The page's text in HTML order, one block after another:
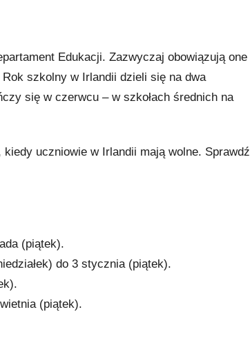
Edukacji. Zazwyczaj obowiązują one
szkolny w Irlandii dzieli się na dwa
się w czerwcu – w szkołach średnich na
uczniowie w Irlandii mają wolne. Sprawdź
(piątek).
do 3 stycznia (piątek).
(piątek).